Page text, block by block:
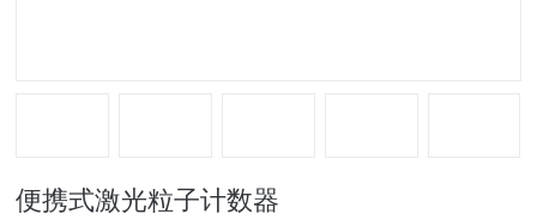
便携式激光粒子计数器